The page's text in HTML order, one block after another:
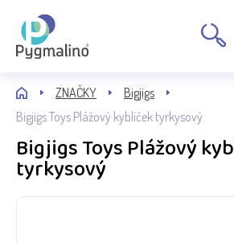
ZNAČKY
Bigjigs
Bigjigs Toys Plážový kyblíček tyrkysový
Bigjigs Toys Plážový
tyrkysový